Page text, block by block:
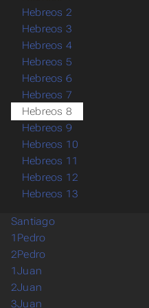
Hebreos 2
Hebreos 3
Hebreos 4
Hebreos 5
Hebreos 6
Hebreos 7
Hebreos 8
Hebreos 9
Hebreos 10
Hebreos 11
Hebreos 12
Hebreos 13
Santiago
1Pedro
2Pedro
1Juan
2Juan
3Juan